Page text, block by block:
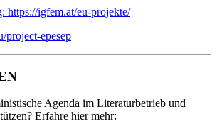
https://igfem.at/eu-projekte/
project-epesep
Agenda im Literaturbetrieb und
Erfahre hier mehr: